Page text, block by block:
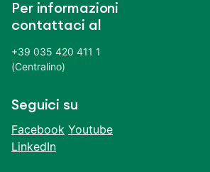
Per informazioni
contattaci al
+39 035 420 411 1
(Centralino)
Seguici su
Facebook Youtube
LinkedIn